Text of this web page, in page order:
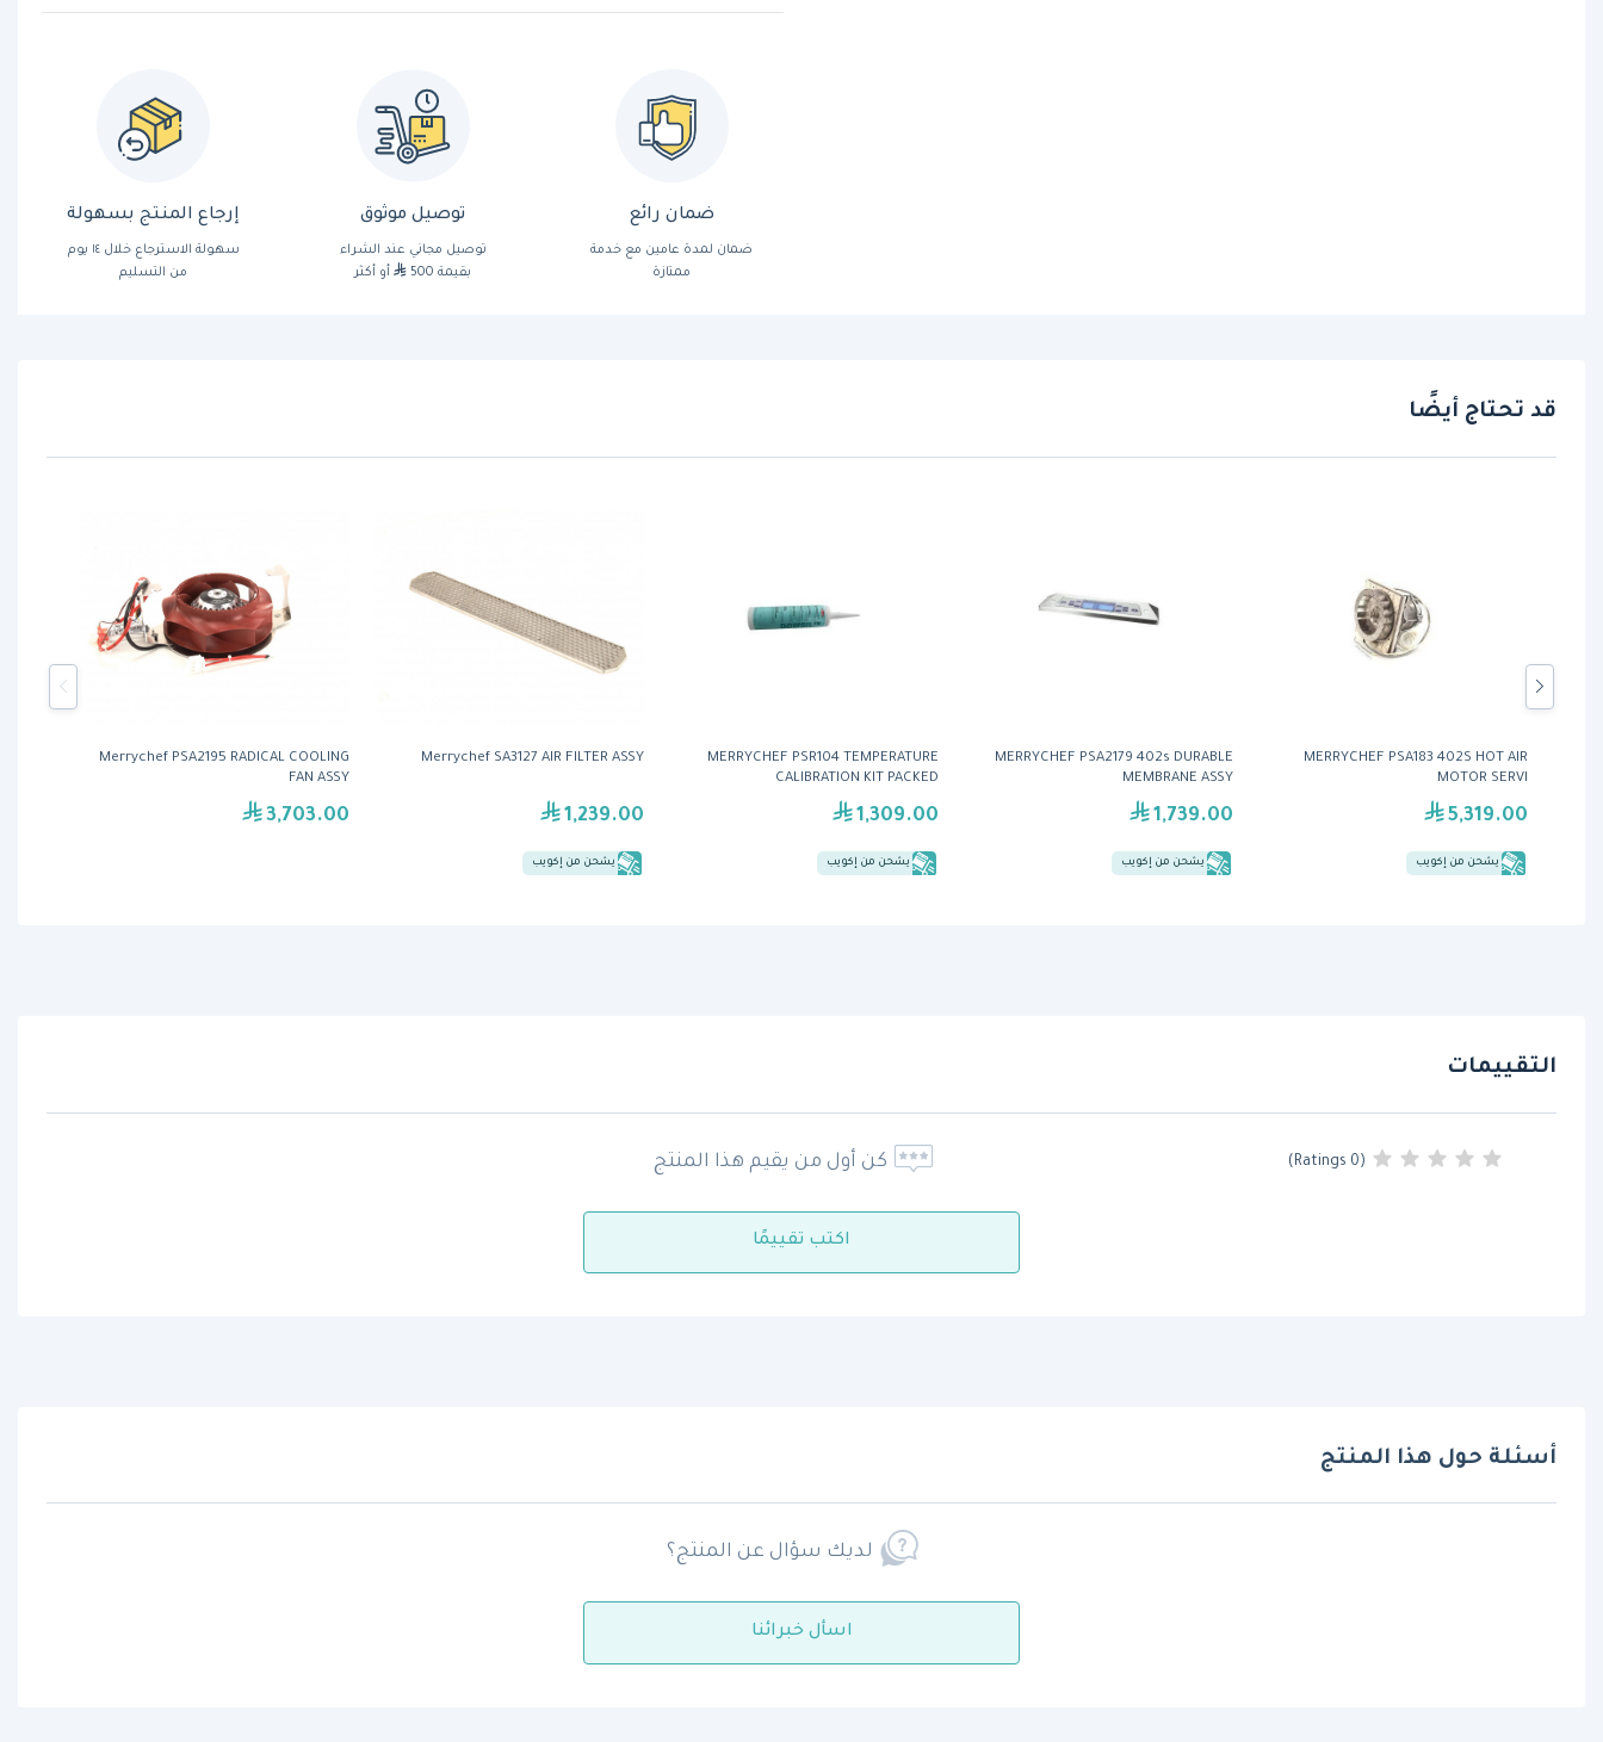
ضمان رائع
ضمان لمدة عامين مع خدمة
ممتازة
توصيل موثوق
توصيل مجاني عند الشراء
بقيمة 500
أو أكثر
إرجاع المنتج بسهولة
سهولة الاسترجاع خلال ١٤ يوم
من التسليم
قد تحتاج أيضًا
Merrychef PSA2195 RADICAL COOLING
FAN ASSY
3,703.00
Merrychef SA3127 AIR FILTER ASSY
1,239.00
يشحن من إكويب
MERRYCHEF PSR104 TEMPERATURE
CALIBRATION KIT PACKED
1,309.00
يشحن من إكويب
MERRYCHEF PSA2179 402s DURABLE
MEMBRANE ASSY
1,739.00
يشحن من إكويب
MERRYCHEF PSA183 402S HOT AIR
MOTOR SERVI
5,319.00
يشحن من إكويب
التقييمات
(0 Ratings) كن أول من يقيم هذا المنتج
اكتب تقييمًا
أسئلة حول هذا المنتج
لديك سؤال عن المنتج؟
اسأل خبرائنا